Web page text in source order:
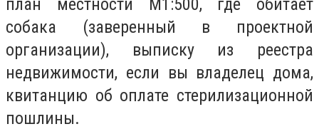
собака (заверенный в проектной
организации), выписку из реестра
недвижимости, если вы владелец дома,
квитанцию об оплате стерилизационной
пошлины.